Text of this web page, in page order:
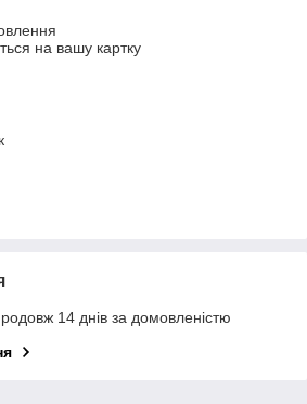
на вашу картку
14 днів за домовленістю